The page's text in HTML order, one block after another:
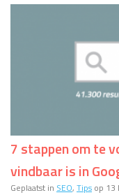
7 stappen om te
vindbaar is in
Geplaatst in SEO, Tips op 13